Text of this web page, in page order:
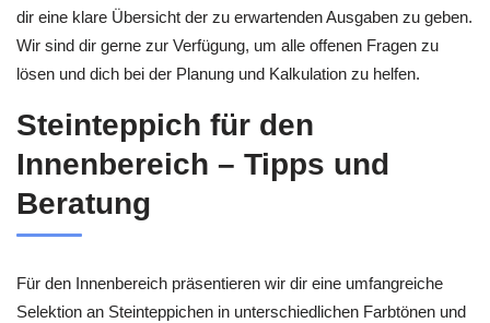
dir eine klare Übersicht der zu erwartenden Ausgaben zu geben.
Wir sind dir gerne zur Verfügung, um alle offenen Fragen zu
lösen und dich bei der Planung und Kalkulation zu helfen.
Steinteppich für den
Innenbereich – Tipps und
Beratung
Für den Innenbereich präsentieren wir dir eine umfangreiche
Selektion an Steinteppichen in unterschiedlichen Farbtönen und